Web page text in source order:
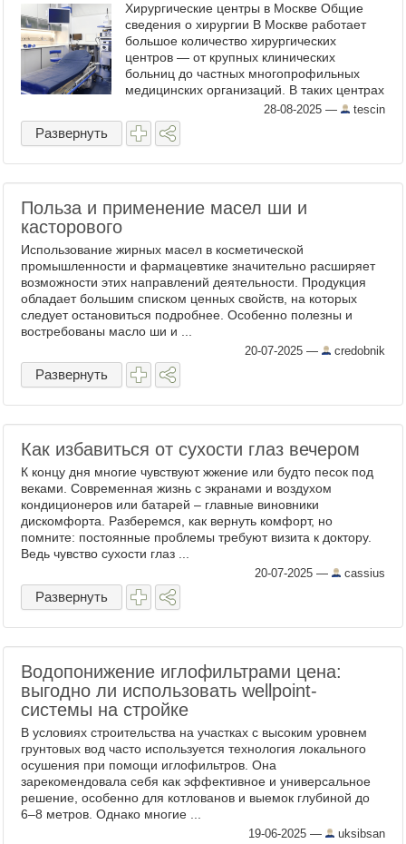
Хирургические центры в Москве Общие
сведения о хирургии В Москве работает
большое количество хирургических
центров — от крупных клинических
больниц до частных многопрофильных
медицинских организаций. В таких центрах
можно получить полный спектр
хирургической помощи: консультацию, ...
28-08-2025 — tescin
Развернуть
Польза и применение масел ши и
касторового
Использование жирных масел в косметической
промышленности и фармацевтике значительно расширяет
возможности этих направлений деятельности. Продукция
обладает большим списком ценных свойств, на которых
следует остановиться подробнее. Особенно полезны и
востребованы масло ши и ...
20-07-2025 — credobnik
Развернуть
Как избавиться от сухости глаз вечером
К концу дня многие чувствуют жжение или будто песок под
веками. Современная жизнь с экранами и воздухом
кондиционеров или батарей – главные виновники
дискомфорта. Разберемся, как вернуть комфорт, но
помните: постоянные проблемы требуют визита к доктору.
Ведь чувство сухости глаз ...
20-07-2025 — cassius
Развернуть
Водопонижение иглофильтрами цена:
выгодно ли использовать wellpoint-
системы на стройке
В условиях строительства на участках с высоким уровнем
грунтовых вод часто используется технология локального
осушения при помощи иглофильтров. Она
зарекомендовала себя как эффективное и универсальное
решение, особенно для котлованов и выемок глубиной до
6–8 метров. Однако многие ...
19-06-2025 — uksibsan